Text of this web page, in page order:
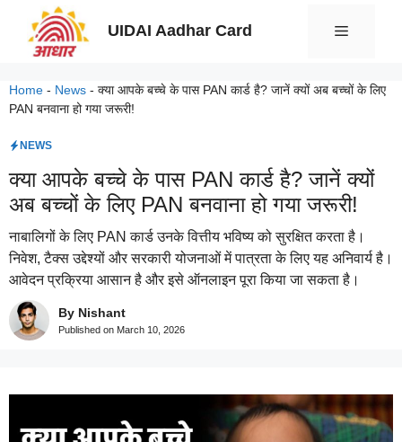
UIDAI Aadhar Card Menu
Home - News - क्या आपके बच्चे के पास PAN कार्ड है? जानें क्यों अब बच्चों के लिए
PAN बनवाना हो गया जरूरी!
NEWS
क्या आपके बच्चे के पास PAN कार्ड है? जानें क्यों
अब बच्चों के लिए PAN बनवाना हो गया जरूरी!
नाबालिगों के लिए PAN कार्ड उनके वित्तीय भविष्य को सुरक्षित करता है।
निवेश, टैक्स उद्देश्यों और सरकारी योजनाओं में पात्रता के लिए यह अनिवार्य है।
आवेदन प्रक्रिया आसान है और इसे ऑनलाइन पूरा किया जा सकता है।
By Nishant
Published on March 10, 2026